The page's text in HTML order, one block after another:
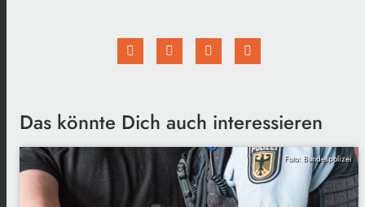
Das könnte Dich auch interessieren
Foto: Bundespolizei